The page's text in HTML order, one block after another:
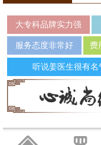
大专科品牌实力强
服务态度非常好 费
听说姜医生很有名